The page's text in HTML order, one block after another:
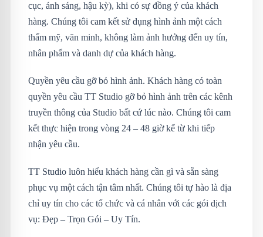
cục, ánh sáng, hậu kỳ), khi có sự đồng ý của khách
hàng. Chúng tôi cam kết sử dụng hình ảnh một cách
thẩm mỹ, văn minh, không làm ảnh hưởng đến uy tín,
nhân phẩm và danh dự của khách hàng.
Quyền yêu cầu gỡ bỏ hình ảnh. Khách hàng có toàn
quyền yêu cầu TT Studio gỡ bỏ hình ảnh trên các kênh
truyền thông của Studio bất cứ lúc nào. Chúng tôi cam
kết thực hiện trong vòng 24 – 48 giờ kể từ khi tiếp
nhận yêu cầu.
TT Studio luôn hiểu khách hàng cần gì và sẵn sàng
phục vụ một cách tận tâm nhất. Chúng tôi tự hào là địa
chỉ uy tín cho các tổ chức và cá nhân với các gói dịch
vụ: Đẹp – Trọn Gói – Uy Tín.